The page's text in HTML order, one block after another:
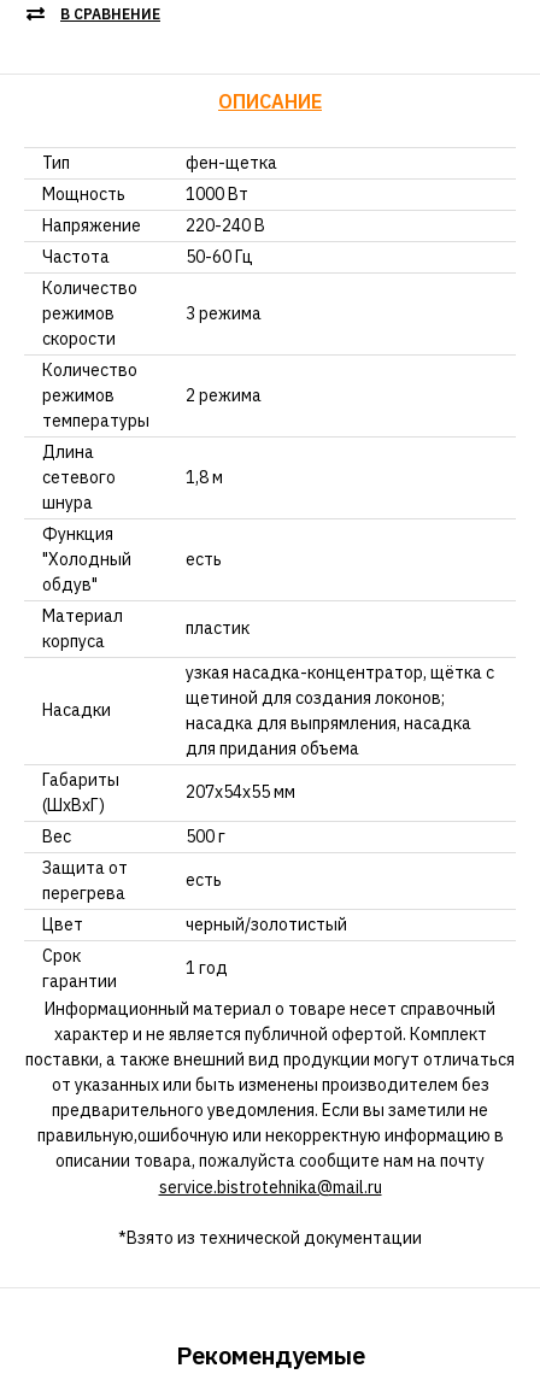
В СРАВНЕНИЕ
ОПИСАНИЕ
Тип
фен-щетка
Мощность
1000 Вт
Напряжение
220-240 В
Частота
50-60 Гц
Количество
режимов
скорости
3 режима
Количество
режимов
температуры
2 режима
Длина
сетевого
шнура
1,8 м
Функция
"Холодный
обдув"
есть
Материал
корпуса
пластик
Насадки
узкая насадка-концентратор, щётка с
щетиной для создания локонов;
насадка для выпрямления, насадка
для придания объема
Габариты
(ШхВхГ)
207х54х55 мм
Вес
500 г
Защита от
перегрева
есть
Цвет
черный/золотистый
Срок
гарантии
1 год
Информационный материал о товаре несет справочный
характер и не является публичной офертой. Комплект
поставки, а также внешний вид продукции могут отличаться
от указанных или быть изменены производителем без
предварительного уведомления. Если вы заметили не
правильную,ошибочную или некорректную информацию в
описании товара, пожалуйста сообщите нам на почту
service.bistrotehnika@mail.ru
*Взято из технической документации
Рекомендуемые